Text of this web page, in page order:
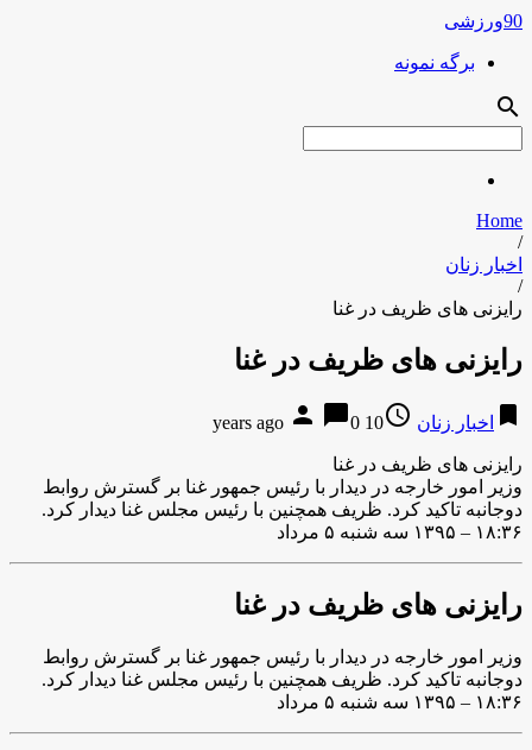
90ورزشی
برگه نمونه
search
Home
/
اخبار زنان
/
رایزنی های ظریف در غنا
رایزنی های ظریف در غنا
bookmark اخبار زنان access_time
10 years ago
person chat_bubble0
رایزنی های ظریف در غنا
وزیر امور خارجه در دیدار با رئیس جمهور غنا بر گسترش روابط
دوجانبه تاکید کرد. ظریف همچنین با رئیس مجلس غنا دیدار کرد.
۱۸:۳۶ – ۱۳۹۵ سه شنبه ۵ مرداد
رایزنی های ظریف در غنا
وزیر امور خارجه در دیدار با رئیس جمهور غنا بر گسترش روابط
دوجانبه تاکید کرد. ظریف همچنین با رئیس مجلس غنا دیدار کرد.
۱۸:۳۶ – ۱۳۹۵ سه شنبه ۵ مرداد